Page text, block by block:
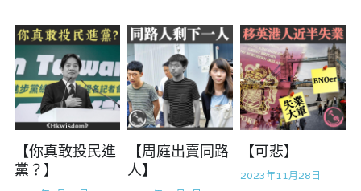
反華推手你要知
反華推手懶人包
民主派騙案十式
反華推手起底
KOL 專欄
林淑芳專欄
絕密法庭檔案
醫院口岸爆炸案
生活
【你真敢投民進
黨？】
【周庭出賣同路
人】
【可悲】
2023年11月28日
吃喝玩指南
龔靜儀大律師專欄
高松傑專欄
大衛sir專欄